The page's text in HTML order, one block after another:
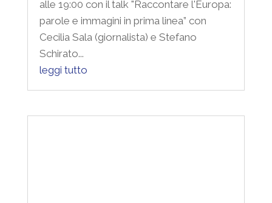
parole e immagini in prima linea” con
Cecilia Sala (giornalista) e Stefano
Schirato...
leggi tutto